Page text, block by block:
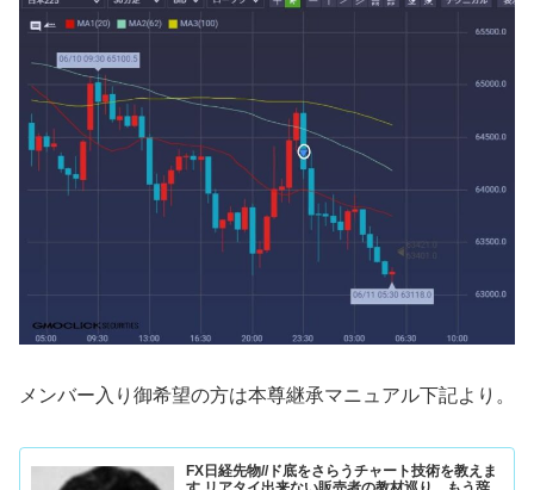
メンバー入り御希望の方は本尊継承マニュアル下記より。
FX日経先物//ド底をさらうチャート技術を教えま